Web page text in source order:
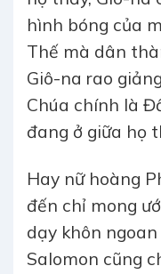
hình bóng của
Thế mà dân
Giô-na rao
Chúa chính là
đang ở giữa họ
Hay nữ hoàng
đến chỉ mong
dạy khôn
Salomon cũng